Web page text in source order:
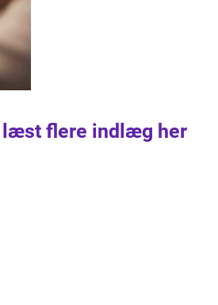
læst flere indlæg her